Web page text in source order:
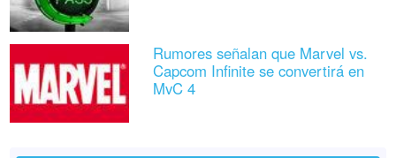
Rumores señalan que Marvel vs.
Capcom Infinite se convertirá en
MvC 4